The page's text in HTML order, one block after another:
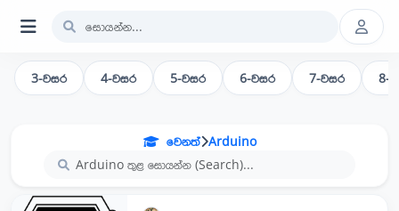
3-වසර 4-වසර 5-වසර 6-වසර 7-වසර 8-
වෙනත් Arduino